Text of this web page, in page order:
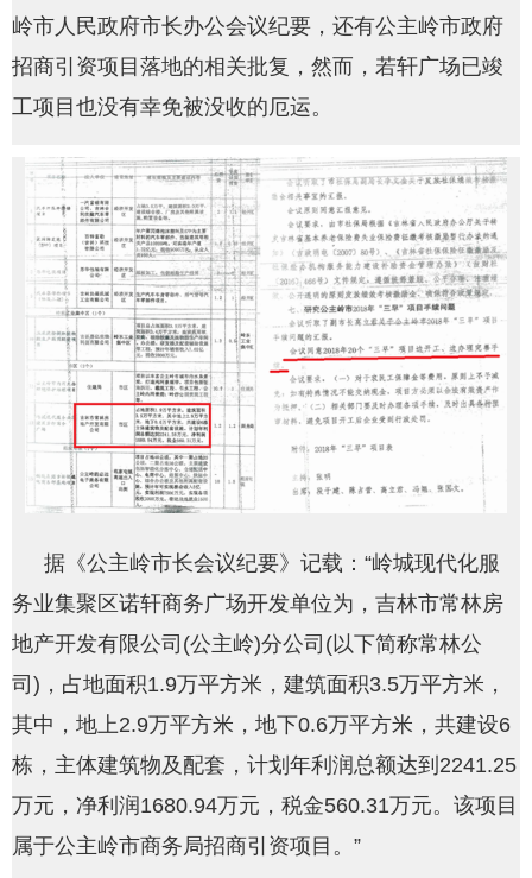
岭市人民政府市长办公会议纪要，还有公主岭市政府
招商引资项目落地的相关批复，然而，若轩广场已竣
工项目也没有幸免被没收的厄运。
据《公主岭市长会议纪要》记载：“岭城现代化服
务业集聚区诺轩商务广场开发单位为，吉林市常林房
地产开发有限公司(公主岭)分公司(以下简称常林公
司)，占地面积1.9万平方米，建筑面积3.5万平方米，
其中，地上2.9万平方米，地下0.6万平方米，共建设6
栋，主体建筑物及配套，计划年利润总额达到2241.25
万元，净利润1680.94万元，税金560.31万元。该项目
属于公主岭市商务局招商引资项目。”